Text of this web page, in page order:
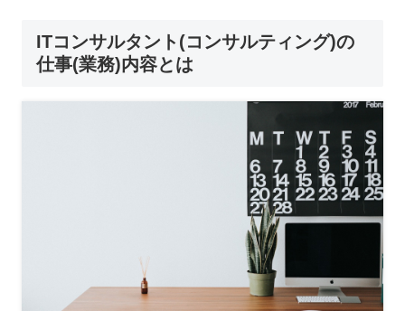
ITコンサルタント(コンサルティング)の
仕事(業務)内容とは